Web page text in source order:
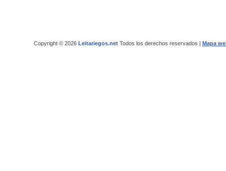
Copyright © 2026 Leitariegos.netTodos los derechos reservados | Mapa